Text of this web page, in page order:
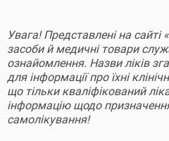
Увага! Представлені на сайті
засоби й медичні товари
ознайомлення. Назви ліків
для інформації про їхні
що тільки кваліфікований
інформацію щодо
самолікування!